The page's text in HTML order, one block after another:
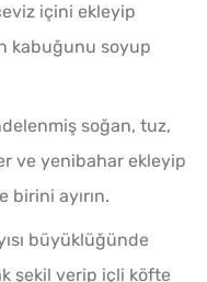
içini ekleyip
kabuğunu soyup
soğan, tuz,
ve yenibahar ekleyip
birini ayırın.
büyüklüğünde
şekil verip içli köfte